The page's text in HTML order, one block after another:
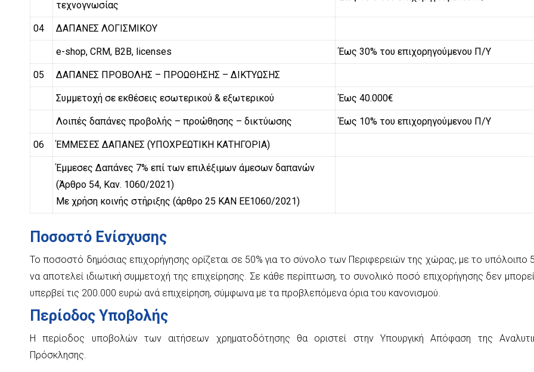
τεχνογνωσίας
04 ΔΑΠΑΝΕΣ ΛΟΓΙΣΜΙΚΟΥ
e-shop, CRM, B2B, licenses Έως 30% του επιχορηγούμενου Π/Υ
05 ΔΑΠΑΝΕΣ ΠΡΟΒΟΛΗΣ – ΠΡΟΩΘΗΣΗΣ – ΔΙΚΤΥΩΣΗΣ
Συμμετοχή σε εκθέσεις εσωτερικού & εξωτερικού Έως 40.000€
Λοιπές δαπάνες προβολής – προώθησης – δικτύωσης Έως 10% του επιχορηγούμενου Π/Υ
06 ΈΜΜΕΣΕΣ ΔΑΠΑΝΕΣ (ΥΠΟΧΡΕΩΤΙΚΗ ΚΑΤΗΓΟΡΙΑ)
Έμμεσες Δαπάνες 7% επί των επιλέξιμων άμεσων δαπανών
(Άρθρο 54, Καν. 1060/2021)
Με χρήση κοινής στήριξης (άρθρο 25 ΚΑΝ ΕΕ1060/2021)
Ποσοστό Ενίσχυσης
Το ποσοστό δημόσιας επιχορήγησης ορίζεται σε 50% για το σύνολο των Περιφερειών της χώρας, με το υπόλοιπο
να αποτελεί ιδιωτική συμμετοχή της επιχείρησης. Σε κάθε περίπτωση, το συνολικό ποσό επιχορήγησης δεν
υπερβεί τις 200.000 ευρώ ανά επιχείρηση, σύμφωνα με τα προβλεπόμενα όρια του κανονισμού.
Περίοδος Υποβολής
Η περίοδος υποβολών των αιτήσεων χρηματοδότησης θα οριστεί στην Υπουργική Απόφαση της
Πρόσκλησης.